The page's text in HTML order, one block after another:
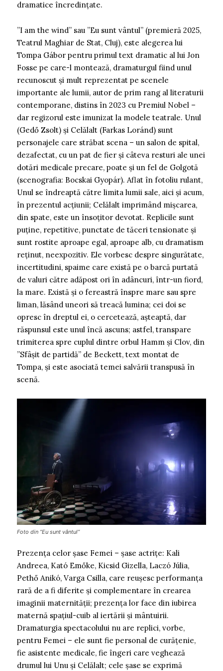
dramatice încredințate.
”I am the wind” sau ”Eu sunt vântul” (premieră 2025,
Teatrul Maghiar de Stat, Cluj), este alegerea lui
Tompa Gábor pentru primul text dramatic al lui Jon
Fosse pe care-l montează, dramaturgul fiind unul
recunoscut și mult reprezentat pe scenele
importante ale lumii, autor de prim rang al literaturii
contemporane, distins în 2023 cu Premiul Nobel –
dar regizorul este imunizat la modele teatrale. Unul
(Gedő Zsolt) și Celălalt (Farkas Loránd) sunt
personajele care străbat scena – un salon de spital,
dezafectat, cu un pat de fier și câteva resturi ale unei
dotări medicale precare, poate și un fel de Golgotă
(scenografia: Bocskai Gyopár). Aflat în fotoliu rulant,
Unul se îndreaptă către limita lumii sale, aici și acum,
în prezentul acțiunii; Celălalt imprimând mișcarea,
din spate, este un însoțitor devotat. Replicile sunt
puține, repetitive, punctate de tăceri tensionate și
sunt rostite aproape egal, aproape alb, cu dramatism
reținut, neexpozitiv. Ele vorbesc despre singurătate,
incertitudini, spaime care există pe o barcă purtată
de valuri către adăpost ori în adâncuri, într-un fiord,
la mare. Există și o fereastră înspre mare sau spre
liman, lăsând uneori să treacă lumina; cei doi se
opresc în dreptul ei, o cercetează, așteaptă, dar
răspunsul este unul încă ascuns; astfel, transpare
trimiterea spre cuplul dintre orbul Hamm și Clov, din
”Sfâșit de partidă” de Beckett, text montat de
Tompa, și este asociată temei salvării transpusă în
scenă.
Foto din ”Eu sunt vântul”
Prezența celor șase Femei – șase actrițe: Kali
Andreea, Kató Emőke, Kicsid Gizella, Laczó Júlia,
Pethő Anikó, Varga Csilla, care reușesc performanța
rară de a fi diferite și complementare în crearea
imaginii maternității; prezența lor face din iubirea
maternă spațiul-cuib al iertării și mântuirii.
Dramaturgia spectacolului nu are replici, vorbe,
pentru Femei – ele sunt fie personal de curățenie,
fie asistente medicale, fie îngeri care veghează
drumul lui Unu și Celălalt; cele șase se exprimă